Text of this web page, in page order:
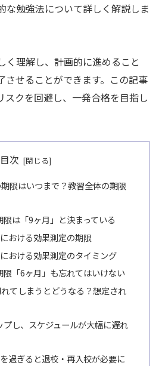
な勉強法について詳しく解説しま
く理解し、計画的に進めること
させることができます。この記事
スクを回避し、一発合格を目指し
目次
限はいつまで？教習全体の期限
は「9ヶ月」と決まっている
おける効果測定の期限
おける効果測定のタイミング
「6ヶ月」も忘れてはいけない
てしまうとどうなる？想定され
プし、スケジュールが大幅に遅れ
過ぎると退校・再入校が必要に